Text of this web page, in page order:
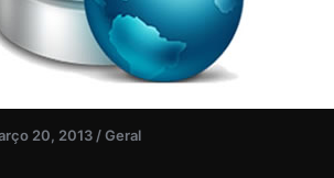
20, 2013 /Geral